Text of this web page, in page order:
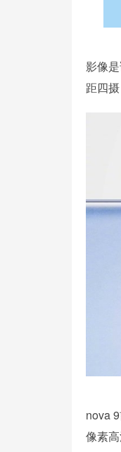
影像
距四
nova
像素